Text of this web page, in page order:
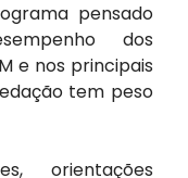
pensado
dos
e nos principais
tem peso
orientações